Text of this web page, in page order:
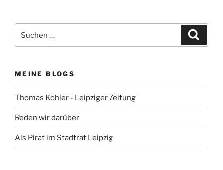
nach:
MEINE BLOGS
Thomas Köhler - Leipziger Zeitung
Reden wir darüber
Als Pirat im Stadtrat Leipzig